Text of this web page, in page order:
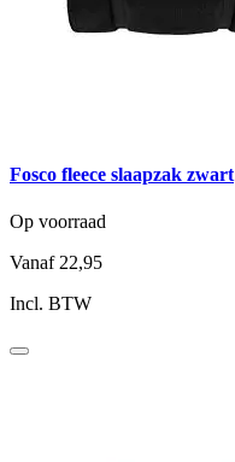
Fosco fleece slaapzak zwart
Op voorraad
Vanaf 22,95
Incl. BTW